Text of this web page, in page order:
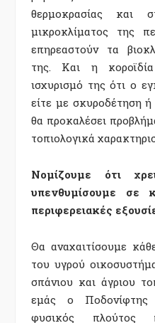
θερμοκρασίας και
μικροκλίματος της
επηρεαστούν τα
της. Και η
ισχυρισμό της ότι ο
είτε με σκυροδέτηση
θα προκαλέσει
τοπιολογικά
Νομίζουμε ότι
υπενθυμίσουμε σε
περιφερειακές
Θα αναχαιτίσουμε
του υγρού
σπάνιου και άγριου
εμάς ο Ποδονίφτης
φυσικός πλούτος